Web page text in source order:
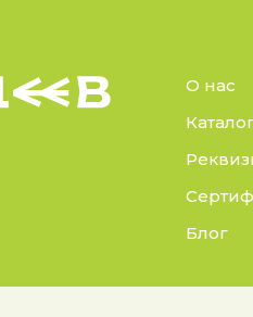
О нас
Блог